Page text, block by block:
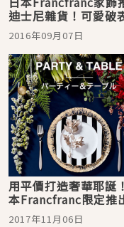
迪士尼雜貨！可愛破
翻天
2016年09月07日
用平價打造奢華耶誕
本Francfranc限定推
誕全系列
2017年11月06日